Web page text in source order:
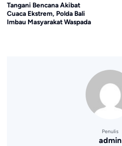
Tangani Bencana Akibat
Cuaca Ekstrem, Polda Bali
Imbau Masyarakat Waspada
Penulis
admin